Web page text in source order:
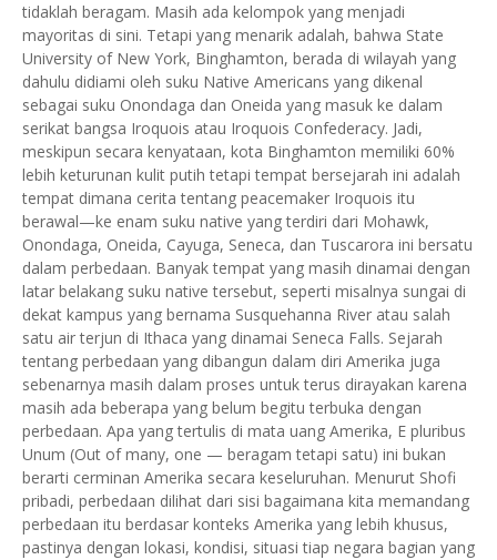
tidaklah beragam. Masih ada kelompok yang menjadi
mayoritas di sini. Tetapi yang menarik adalah, bahwa State
University of New York, Binghamton, berada di wilayah yang
dahulu didiami oleh suku Native Americans yang dikenal
sebagai suku Onondaga dan Oneida yang masuk ke dalam
serikat bangsa Iroquois atau Iroquois Confederacy. Jadi,
meskipun secara kenyataan, kota Binghamton memiliki 60%
lebih keturunan kulit putih tetapi tempat bersejarah ini adalah
tempat dimana cerita tentang peacemaker Iroquois itu
berawal—ke enam suku native yang terdiri dari Mohawk,
Onondaga, Oneida, Cayuga, Seneca, dan Tuscarora ini bersatu
dalam perbedaan. Banyak tempat yang masih dinamai dengan
latar belakang suku native tersebut, seperti misalnya sungai di
dekat kampus yang bernama Susquehanna River atau salah
satu air terjun di Ithaca yang dinamai Seneca Falls. Sejarah
tentang perbedaan yang dibangun dalam diri Amerika juga
sebenarnya masih dalam proses untuk terus dirayakan karena
masih ada beberapa yang belum begitu terbuka dengan
perbedaan. Apa yang tertulis di mata uang Amerika, E pluribus
Unum (Out of many, one — beragam tetapi satu) ini bukan
berarti cerminan Amerika secara keseluruhan. Menurut Shofi
pribadi, perbedaan dilihat dari sisi bagaimana kita memandang
perbedaan itu berdasar konteks Amerika yang lebih khusus,
pastinya dengan lokasi, kondisi, situasi tiap negara bagian yang